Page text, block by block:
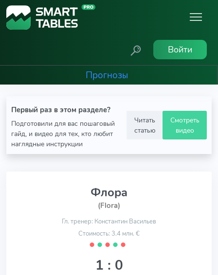
Войти
Прогнозы
Первый раз в этом разделе?
Подготовили для вас пошаговый
гайд, и видео для тех, кто любит
наглядные инструкции
Читать
статью
Смотреть
видео
Флора
(Flora)
Гл. тренер: Константин Васильев
Стоимость: 3.4 млн. €
⬤ ⬤ ⬤ ⬤ ⬤
1 : 0